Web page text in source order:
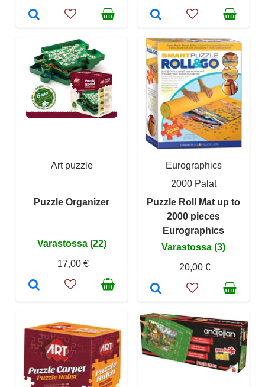
Art puzzle
Puzzle Organizer
Varastossa (22)
17,00 €
Eurographics
2000 Palat
Puzzle Roll Mat up to
2000 pieces
Eurographics
Varastossa (3)
20,00 €